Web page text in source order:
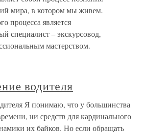
мира, в котором мы живем.
процесса является
специалист – экскурсовод,
мастерством.
водителя
Я понимаю, что у большинства
ни средств для кардинального
их байков. Но если обращать